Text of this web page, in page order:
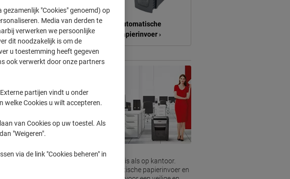
Afdeling & Groot
Kantoor ›
Automatische
papierinvoer ›
perfect voor zowel thuis als op kantoor.
met handige functies zoals automatische papierinvoer en
"Cookies" genoemd) op
Media van derden te
verwerken we persoonlijke
dit noodzakelijk is om de
u toestemming heeft gegeven
ook verwerkt door onze partners
partijen vindt u onder
welke Cookies u wilt accepteren.
van Cookies op uw toestel. Als
"Weigeren".
via de link "Cookies beheren" in